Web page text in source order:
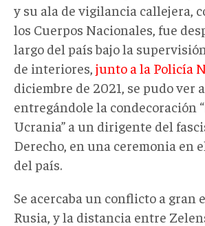
y su ala de vigilancia callejera,
los Cuerpos Nacionales, fue
largo del país bajo la
de interiores, junto a la Policía
diciembre de 2021, se pudo ver
entregándole la condecoración
Ucrania” a un dirigente del
Derecho, en una ceremonia en
del país.
Se acercaba un conflicto a gran
Rusia, y la distancia entre